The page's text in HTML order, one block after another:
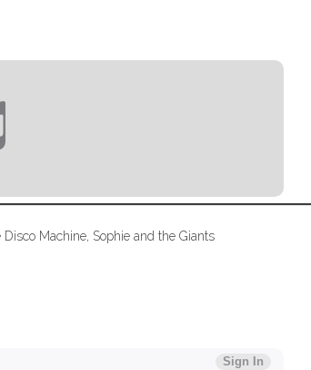
Machine, Sophie and the Giants